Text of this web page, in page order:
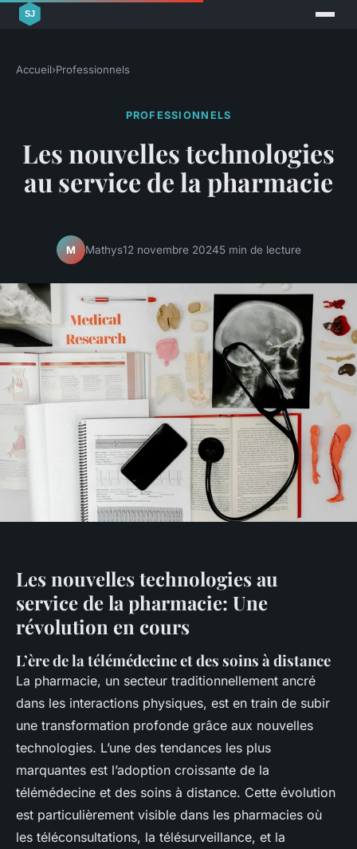
Accueil›Professionnels
PROFESSIONNELS
Les nouvelles technologies
au service de la pharmacie
M Mathys12 novembre 20245 min de lecture
Les nouvelles technologies au
service de la pharmacie: Une
révolution en cours
L’ère de la télémédecine et des soins à distance
La pharmacie, un secteur traditionnellement ancré
dans les interactions physiques, est en train de subir
une transformation profonde grâce aux nouvelles
technologies. L’une des tendances les plus
marquantes est l’adoption croissante de la
télémédecine et des soins à distance. Cette évolution
est particulièrement visible dans les pharmacies où
les téléconsultations, la télésurveillance, et la